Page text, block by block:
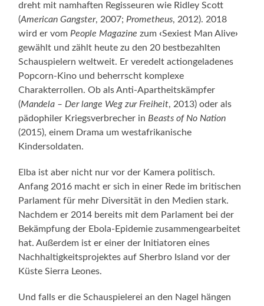
dreht mit namhaften Regisseuren wie Ridley Scott
(American Gangster, 2007;Prometheus, 2012). 2018
wird er vomPeople Magazine zum‹Sexiest Man Alive›
gewählt und zählt heute zu den 20 bestbezahlten
Schauspielern weltweit. Er veredelt actiongeladenes
Popcorn-Kino und beherrscht komplexe
Charakterrollen. Ob als Anti-Apartheitskämpfer
(Mandela – Der lange Weg zur Freiheit, 2013) oder als
pädophiler Kriegsverbrecher inBeasts of No Nation
(2015), einem Drama um westafrikanische
Kindersoldaten.
Elba ist aber nicht nur vor der Kamera politisch.
Anfang 2016 macht er sich in einer Rede im britischen
Parlament für mehr Diversität in den Medien stark.
Nachdem er 2014 bereits mit dem Parlament bei der
Bekämpfung der Ebola-Epidemie zusammengearbeitet
hat. Außerdem ist er einer der Initiatoren eines
Nachhaltigkeitsprojektes auf Sherbro Island vor der
Küste Sierra Leones.
Und falls er die Schauspielerei an den Nagel hängen